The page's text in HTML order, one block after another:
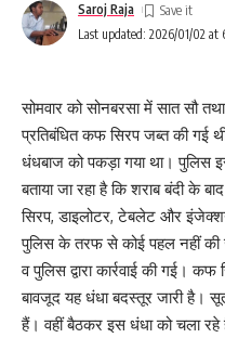
Last updated: 2026/01/02 at
Saroj Raja
सोमवार को सोनबरसा में सात सौ
प्रतिबंधित कफ सिरप जब्त की गई
धंधबाज को पकड़ा गया था। पुलिस
बताया जा रहा है कि शराब बंदी के
सिरप, डाइलोटर, टेबलेट और
पुलिस के तरफ से कोई पहल नहीं की
व पुलिस द्वारा कार्रवाई की गई।
बावजूद यह धंधा बदस्तूर जारी है।
हैं। वहीं बैठकर इस धंधा को चला रहे